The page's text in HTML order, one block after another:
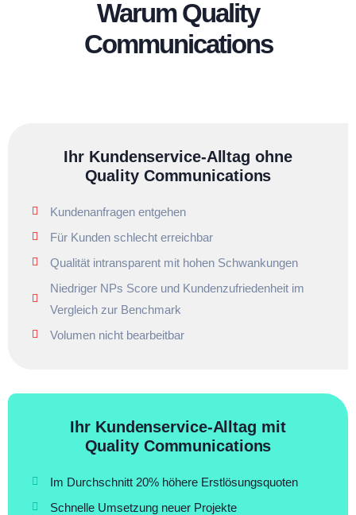
Warum Quality
Communications
Ihr Kundenservice-Alltag ohne
Quality Communications
Kundenanfragen entgehen
Für Kunden schlecht erreichbar
Qualität intransparent mit hohen Schwankungen
Niedriger NPs Score und Kundenzufriedenheit im
Vergleich zur Benchmark
Volumen nicht bearbeitbar
Ihr Kundenservice-Alltag mit
Quality Communications
Im Durchschnitt 20% höhere Erstlösungsquoten
Schnelle Umsetzung neuer Projekte